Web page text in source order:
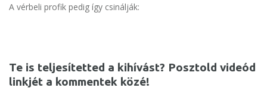
A vérbeli profik pedig így csinálják:
Te is teljesítetted a kihívást? Posztold videód
linkjét a kommentek közé!